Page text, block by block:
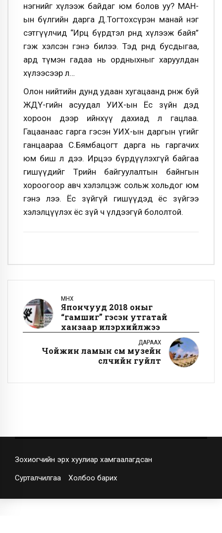
нэгнийг хүлээж байдаг юм болов уу? МАН-
ын бүлгийн дарга Д.Тогтохсүрэн манай нэг
сэтгүүлчид “Ирц бүрдтэл өрөөндөө хүлээж байя”
гэж хэлсэн гэнэ билээ. Тэд өрөөндөө бусдыгаа,
ард түмэн гадаа нь ордныхныг харуулдан
хүлээсээр л…
Олон нийтийн дунд удаан хугацаанд өрнөж буй
ЖДҮ-гийн асуудал УИХ-ын Ёс зүйн дэд
хороон дээр ийнхүү дахиад л гацлаа.
Гацаанаас гарга гэсэн УИХ-ын даргын үгийг
ганцаараа С.Бямбацогт дарга нь гаргачих
юм биш л дээ. Ирцээ бүрдүүлэхгүй байгаа
гишүүдийг Төрийн байгуулалтын байнгын
хороогоор авч хэлэлцэж сольж хольдог юм
гэнэ лээ. Ёс зүйгүй гишүүдэд ёс зүйгээ
хэлэлцүүлэх ёс зүй ч үлдээгүй бололтой.
ӨМНӨХ
Япончууд 2018 оныг
“гамшиг” гэсэн утгатай
ханзаар илэрхийлжээ
ДАРААХ
Чойжин ламын сүм музейн
сүүлчийн гуйлт
Зохиогчийн эрх хуулиар хамгаалагдсан
Сурталчилгаа Холбоо барих